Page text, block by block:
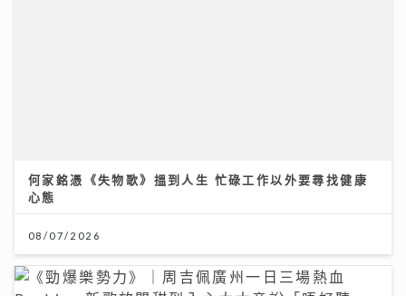
何家銘憑《失物歌》搵到人生 忙碌工作以外要尋找健康
心態
08/07/2026